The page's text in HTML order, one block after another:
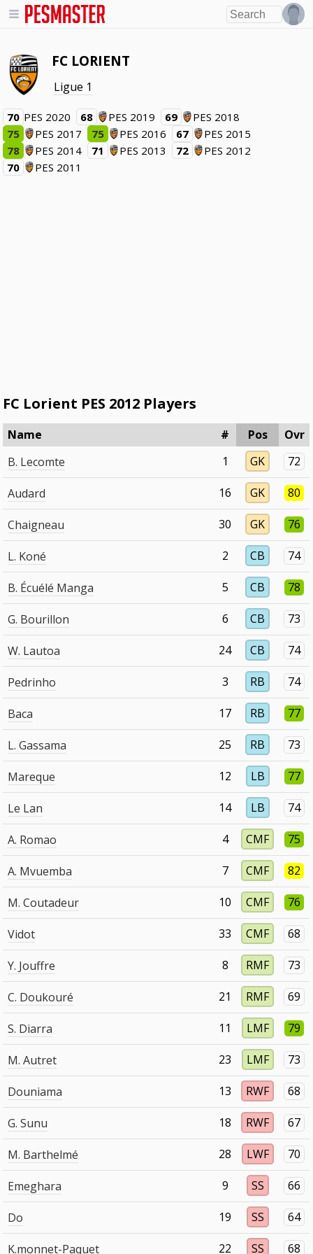
FC LORIENT
Ligue 1
70 PES 2020 68 PES 2019 69
PES 2018
75
PES 2017 75 PES 2016 67
PES 2015
78
PES 2014 71 PES 2013 72
PES 2012
70
PES 2011
FC Lorient PES 2012 Players
Name # Pos
Ovr
B. Lecomte
1 GK 72
Audard 16 GK 80
Chaigneau 30 GK 76
L. Koné 2 CB 74
B. Écuélé Manga 5 CB 78
G. Bourillon 6 CB 73
W. Lautoa 24 CB 74
Pedrinho 3 RB 74
Baca 17 RB 77
L. Gassama 25 RB 73
Mareque 12 LB 77
Le Lan 14 LB 74
A. Romao 4 CMF 75
A. Mvuemba 7 CMF 82
M. Coutadeur 10 CMF 76
Vidot 33 CMF 68
Y. Jouffre 8 RMF 73
C. Doukouré 21 RMF 69
S. Diarra 11 LMF 79
M. Autret 23 LMF 73
Douniama 13 RWF 68
G. Sunu 18 RWF 67
M. Barthelmé 28 LWF 70
Emeghara 9 SS 66
Do 19 SS 64
K.monnet-Paquet 22 SS 68